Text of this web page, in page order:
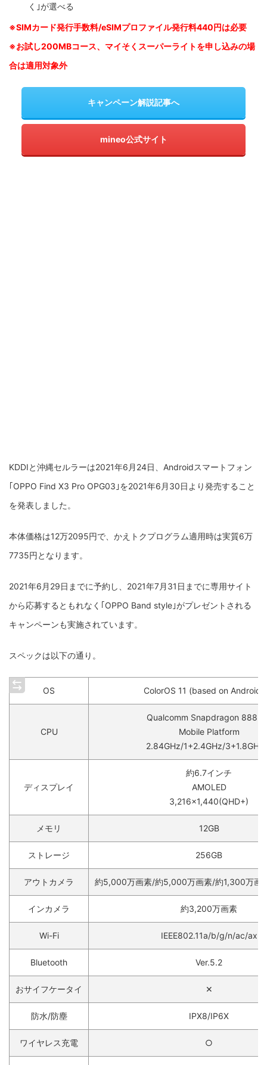
く｣が選べる
※SIMカード発行手数料/eSIMプロファイル発行料440円は必要
※お試し200MBコース、マイそくスーパーライトを申し込みの場
合は適用対象外
キャンペーン解説記事へ
mineo公式サイト
KDDIと沖縄セルラーは2021年6月24日、Androidスマートフォン
｢OPPO Find X3 Pro OPG03｣を2021年6月30日より発売すること
を発表しました。
本体価格は12万2095円で、かえトクプログラム適用時は実質6万
7735円となります。
2021年6月29日までに予約し、2021年7月31日までに専用サイト
から応募するともれなく｢OPPO Band style｣がプレゼントされる
キャンペーンも実施されています。
スペックは以下の通り。
OS ColorOS 11 (based on Android
CPU
Qualcomm Snapdragon 888
Mobile Platform
2.84GHz/1+2.4GHz/
ディスプレイ
約6.7インチ
AMOLED
3,216×1,440(QHD+)
メモリ 12GB
ストレージ 256GB
アウトカメラ 約5,000万画素/約5,000万画素/約1,300万画
インカメラ 約3,200万画素
Wi-Fi IEEE802.11a/b/g/n/ac/ax
Bluetooth Ver.5.2
おサイフケータイ ✕
防水/防塵 IPX8/IP6X
ワイヤレス充電 ○